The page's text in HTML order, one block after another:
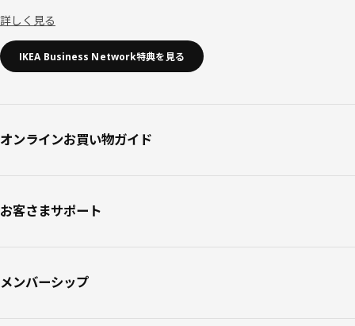
詳しく見る
IKEA Business Network特典を見る
オンラインお買い物ガイド
お客さまサポート
メンバーシップ